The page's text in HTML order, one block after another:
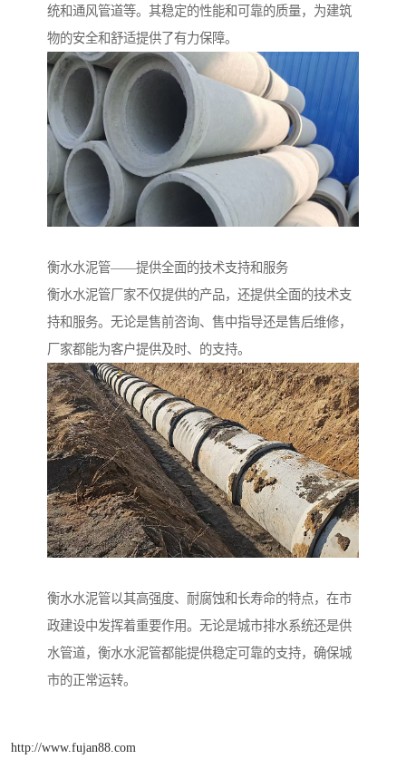
统和通风管道等。其稳定的性能和可靠的质量，为建筑
物的安全和舒适提供了有力保障。
衡水水泥管——提供全面的技术支持和服务
衡水水泥管厂家不仅提供的产品，还提供全面的技术支
持和服务。无论是售前咨询、售中指导还是售后维修，
厂家都能为客户提供及时、的支持。
衡水水泥管以其高强度、耐腐蚀和长寿命的特点，在市
政建设中发挥着重要作用。无论是城市排水系统还是供
水管道，衡水水泥管都能提供稳定可靠的支持，确保城
市的正常运转。
http://www.fujan88.com